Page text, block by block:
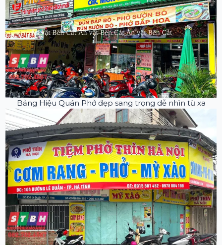
Bảng Hiệu Quán Phở đẹp sang trọng dễ nhìn từ xa